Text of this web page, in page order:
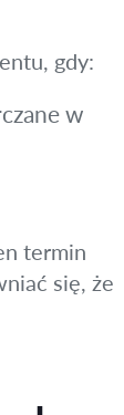
gdy:
w
termin
się, że